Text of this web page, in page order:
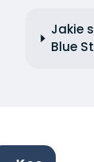
Jakie
Blue